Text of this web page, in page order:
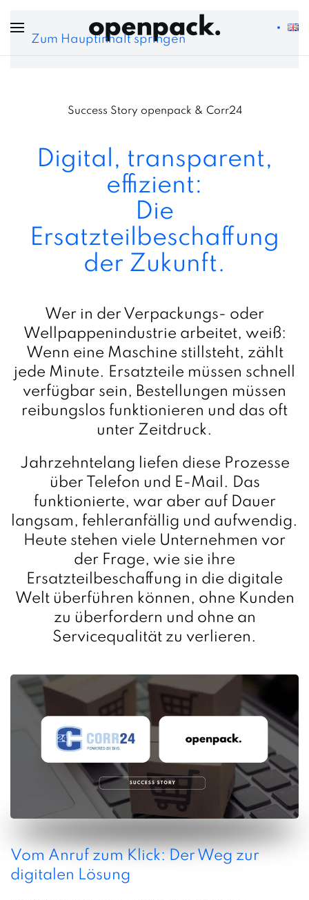
Zum Hauptinhalt springen
Success Story openpack & Corr24
Digital, transparent,
effizient:
Die
Ersatzteilbeschaffung
der Zukunft.
Wer in der Verpackungs- oder
Wellpappenindustrie arbeitet, weiß:
Wenn eine Maschine stillsteht, zählt
jede Minute. Ersatzteile müssen schnell
verfügbar sein, Bestellungen müssen
reibungslos funktionieren und das oft
unter Zeitdruck.
Jahrzehntelang liefen diese Prozesse
über Telefon und E-Mail. Das
funktionierte, war aber auf Dauer
langsam, fehleranfällig und aufwendig.
Heute stehen viele Unternehmen vor
der Frage, wie sie ihre
Ersatzteilbeschaffung in die digitale
Welt überführen können, ohne Kunden
zu überfordern und ohne an
Servicequalität zu verlieren.
Vom Anruf zum Klick: Der Weg zur
digitalen Lösung